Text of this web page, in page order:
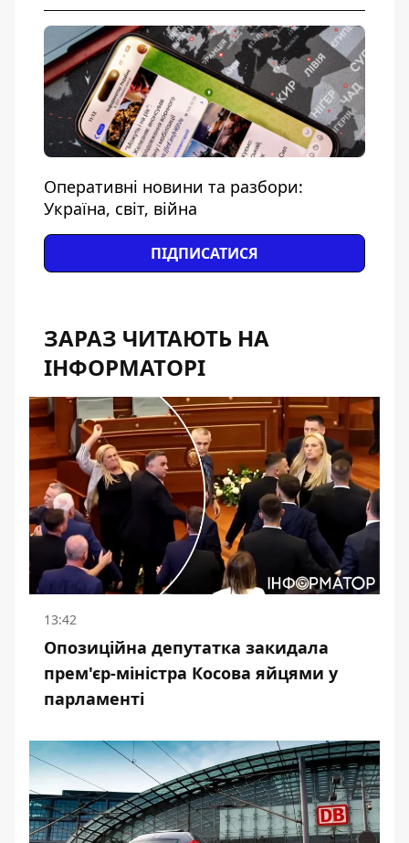
Оперативні новини та разбори:
Україна, світ, війна
ПІДПИСАТИСЯ
ЗАРАЗ ЧИТАЮТЬ НА
ІНФОРМАТОРІ
13:42
Опозиційна депутатка закидала
прем'єр-міністра Косова яйцями у
парламенті